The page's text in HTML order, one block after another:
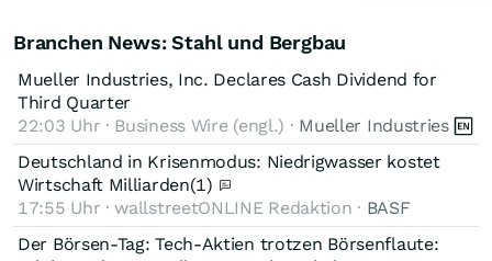
Branchen News: Stahl und Bergbau
Mueller Industries, Inc. Declares Cash Dividend for
Third Quarter
22:03 Uhr · Business Wire (engl.) · Mueller Industries
Deutschland in Krisenmodus: Niedrigwasser kostet
Wirtschaft Milliarden(1)
17:55 Uhr · wallstreetONLINE Redaktion · BASF
Der Börsen-Tag: Tech-Aktien trotzen Börsenflaute: